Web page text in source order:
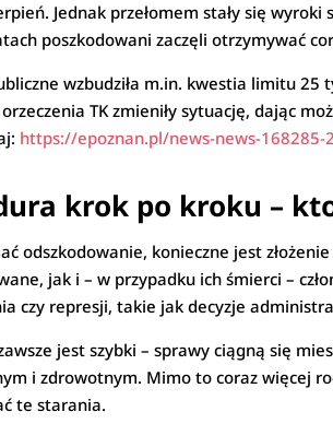
Jednak przełomem stały się
poszkodowani zaczęli otrzymywać
wzbudziła m.in. kwestia limitu
TK zmieniły sytuację, dając
https://epoznan.pl/news-news-168285-
krok po kroku –
odszkodowanie, konieczne jest
jak i – w przypadku ich śmierci –
czy represji, takie jak decyzje
jest szybki – sprawy ciągną się
i zdrowotnym. Mimo to coraz więcej
te starania.